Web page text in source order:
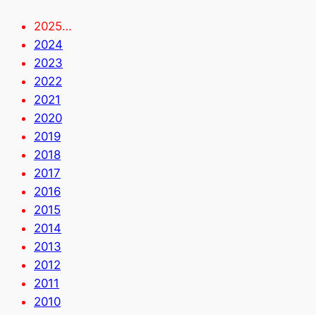
2025…
2024
2023
2022
2021
2020
2019
2018
2017
2016
2015
2014
2013
2012
2011
2010